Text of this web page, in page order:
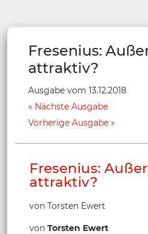
Fresenius:
attraktiv?
Ausgabe vom 13.12.2018
Nächste Ausgabe
Vorherige Ausgabe
Fresenius:
attraktiv?
von Torsten Ewert
von Torsten Ewert